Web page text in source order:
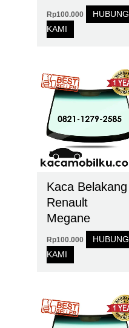
Rp100.000
HUBUNGI
KAMI
Kaca Belakang
Renault
Megane
Rp100.000
HUBUNGI
KAMI